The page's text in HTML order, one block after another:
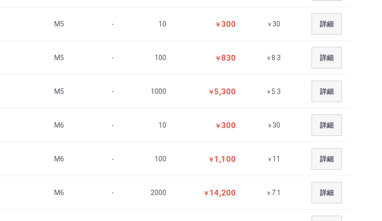
M5 - 10 ￥ 300 ￥ 30 詳細
M5 - 100 ￥ 830 ￥8.3 詳細
M5 - 1000 ￥5,300 ￥ 5.3 詳細
M6 - 10 ￥ 300 ￥ 30 詳細
M6 - 100 ￥ 1,100 ￥ 11 詳細
M6 - 2000 ￥ 14,200 ￥ 7.1 詳細